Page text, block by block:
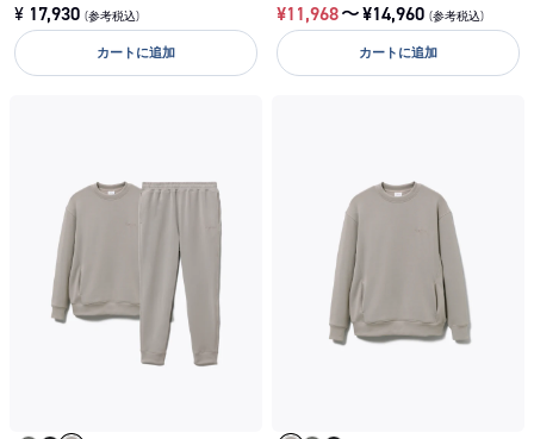
¥ 17,930 (参考税込)
カートに追加
¥11,968〜¥14,960 (参考税込)
カートに追加